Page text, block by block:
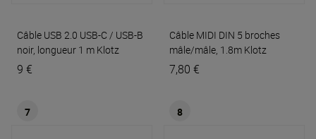
Câble USB 2.0 USB-C / USB-B
noir, longueur 1 m Klotz
9 €
Câble MIDI DIN 5 broches
mâle/mâle, 1.8m Klotz
7,80 €
7 8